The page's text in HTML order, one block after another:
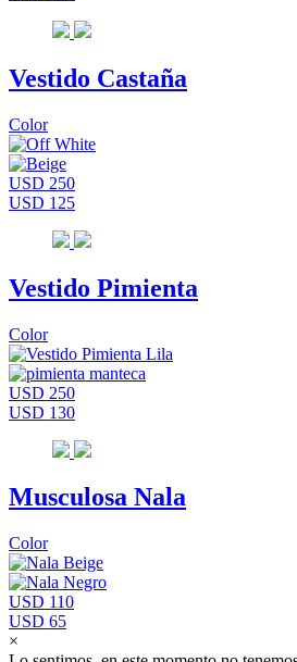
Vestido Castaña
Color
USD 250
USD 125
Vestido Pimienta
Color
USD 250
USD 130
Musculosa Nala
Color
USD 110
USD 65
×